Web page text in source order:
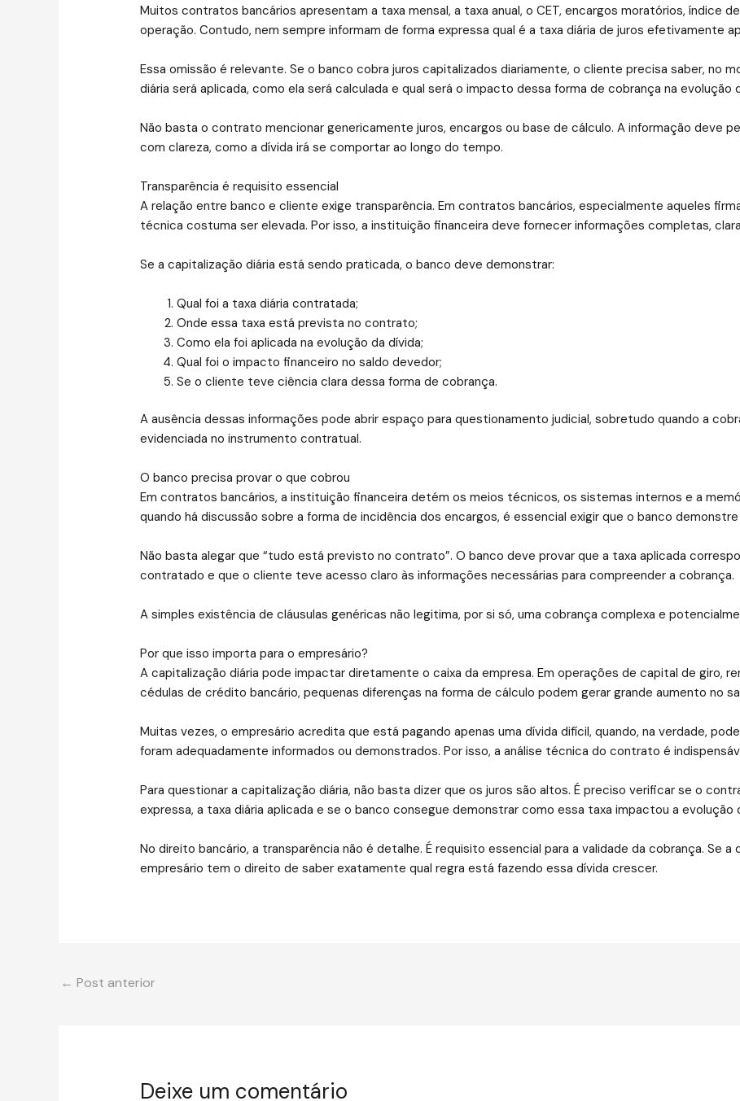
Muitos contratos bancários apresentam a taxa mensal, a taxa anual, o CET, encargos moratórios, índice
operação. Contudo, nem sempre informam de forma expressa qual é a taxa diária de juros efetivamente
Essa omissão é relevante. Se o banco cobra juros capitalizados diariamente, o cliente precisa saber, no
diária será aplicada, como ela será calculada e qual será o impacto dessa forma de cobrança na evolução
Não basta o contrato mencionar genericamente juros, encargos ou base de cálculo. A informação deve
com clareza, como a dívida irá se comportar ao longo do tempo.
Transparência é requisito essencial
A relação entre banco e cliente exige transparência. Em contratos bancários, especialmente aqueles
técnica costuma ser elevada. Por isso, a instituição financeira deve fornecer informações completas,
Se a capitalização diária está sendo praticada, o banco deve demonstrar:
Qual foi a taxa diária contratada;
Onde essa taxa está prevista no contrato;
Como ela foi aplicada na evolução da dívida;
Qual foi o impacto financeiro no saldo devedor;
Se o cliente teve ciência clara dessa forma de cobrança.
A ausência dessas informações pode abrir espaço para questionamento judicial, sobretudo quando a
evidenciada no instrumento contratual.
O banco precisa provar o que cobrou
Em contratos bancários, a instituição financeira detém os meios técnicos, os sistemas internos e a
quando há discussão sobre a forma de incidência dos encargos, é essencial exigir que o banco
Não basta alegar que “tudo está previsto no contrato”. O banco deve provar que a taxa aplicada
contratado e que o cliente teve acesso claro às informações necessárias para compreender a cobrança.
A simples existência de cláusulas genéricas não legitima, por si só, uma cobrança complexa e
Por que isso importa para o empresário?
A capitalização diária pode impactar diretamente o caixa da empresa. Em operações de capital de giro,
cédulas de crédito bancário, pequenas diferenças na forma de cálculo podem gerar grande aumento no
Muitas vezes, o empresário acredita que está pagando apenas uma dívida difícil, quando, na verdade,
foram adequadamente informados ou demonstrados. Por isso, a análise técnica do contrato é
Para questionar a capitalização diária, não basta dizer que os juros são altos. É preciso verificar se o
expressa, a taxa diária aplicada e se o banco consegue demonstrar como essa taxa impactou a evolução
No direito bancário, a transparência não é detalhe. É requisito essencial para a validade da cobrança. Se
empresário tem o direito de saber exatamente qual regra está fazendo essa dívida crescer.
← Post anterior
Deixe um comentário